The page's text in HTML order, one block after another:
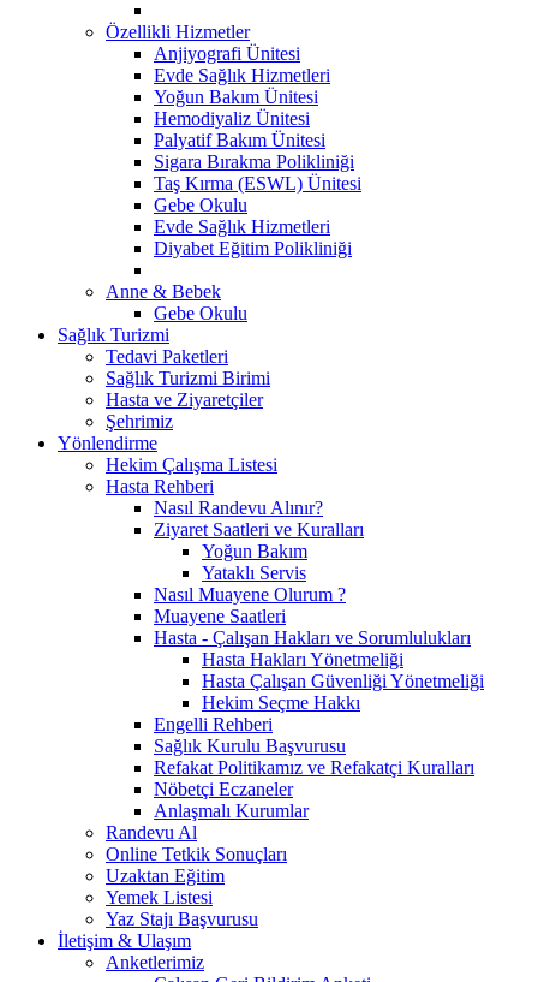
Özellikli Hizmetler
Anjiyografi Ünitesi
Evde Sağlık Hizmetleri
Yoğun Bakım Ünitesi
Hemodiyaliz Ünitesi
Palyatif Bakım Ünitesi
Sigara Bırakma Polikliniği
Taş Kırma (ESWL) Ünitesi
Gebe Okulu
Evde Sağlık Hizmetleri
Diyabet Eğitim Polikliniği
Anne & Bebek
Gebe Okulu
Sağlık Turizmi
Tedavi Paketleri
Sağlık Turizmi Birimi
Hasta ve Ziyaretçiler
Şehrimiz
Yönlendirme
Hekim Çalışma Listesi
Hasta Rehberi
Nasıl Randevu Alınır?
Ziyaret Saatleri ve Kuralları
Yoğun Bakım
Yataklı Servis
Nasıl Muayene Olurum ?
Muayene Saatleri
Hasta - Çalışan Hakları ve Sorumlulukları
Hasta Hakları Yönetmeliği
Hasta Çalışan Güvenliği Yönetmeliği
Hekim Seçme Hakkı
Engelli Rehberi
Sağlık Kurulu Başvurusu
Refakat Politikamız ve Refakatçi Kuralları
Nöbetçi Eczaneler
Anlaşmalı Kurumlar
Randevu Al
Online Tetkik Sonuçları
Uzaktan Eğitim
Yemek Listesi
Yaz Stajı Başvurusu
İletişim & Ulaşım
Anketlerimiz